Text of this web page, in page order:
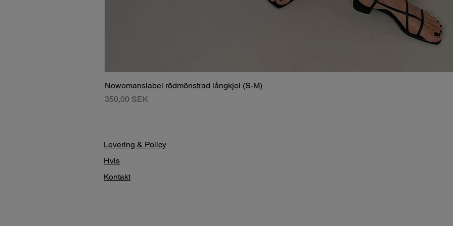
Nowomanslabel rödmönstrad långkjol (S-M)
Pris
350,00 SEK
Levering & Policy
Hvis
Kontakt